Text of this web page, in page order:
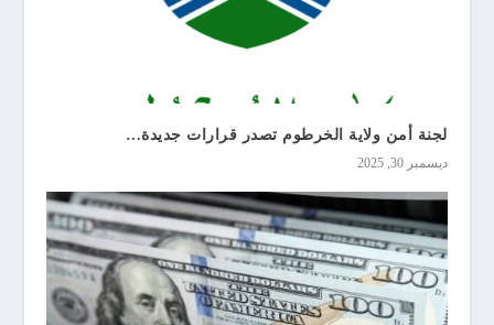
لجنة أمن ولاية الخرطوم تصدر قرارات جديدة…
ديسمبر 30, 2025